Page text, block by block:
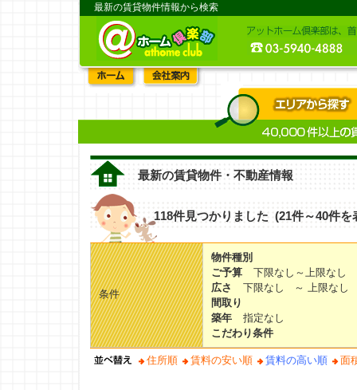
最新の賃貸物件情報から検索
最新の賃貸物件・不動産情報
118件見つかりました (21件～40件を
条件
物件種別
ご予算
下限なし～上限なし
広さ
下限なし ～ 上限なし
間取り
築年
指定なし
こだわり条件
住所順 賃料の安い順 賃料の高い順 面